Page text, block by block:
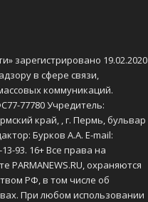
зарегистрировано 19.02.2020
в сфере связи,
коммуникаций.
77780 Учредитель:
край, , г. Пермь, бульвар
Бурков А.А. E-mail:
93. 16+ Все права на
охраняются
РФ, в том числе об
При любом использовании